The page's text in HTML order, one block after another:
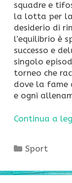
squadre e
la lotta per la
desiderio di
l’equilibrio è
successo e
singolo
torneo che
dove la
e ogni
Continua a
Categorie
Sport